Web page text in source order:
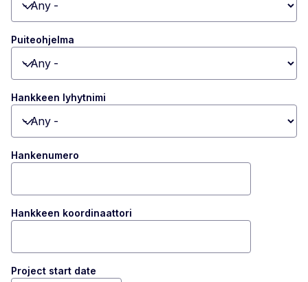
Toggle dropdown
Puiteohjelma
Toggle dropdown
Hankkeen lyhytnimi
Toggle dropdown
Hankenumero
Hankkeen koordinaattori
Project start date